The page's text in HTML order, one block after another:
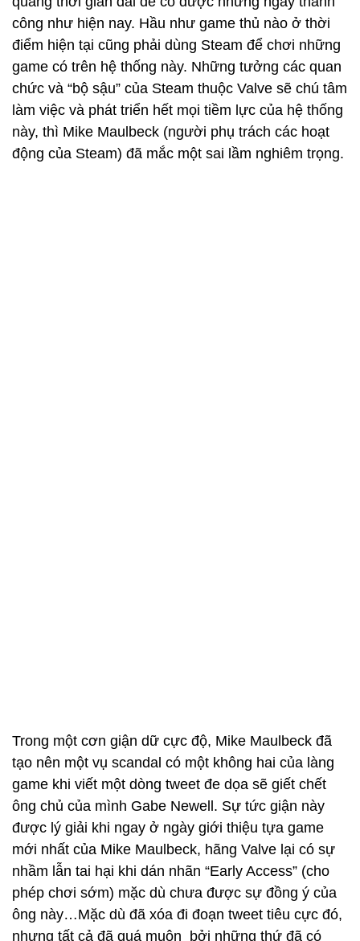
công như hiện nay. Hầu như game thủ nào ở thời
điểm hiện tại cũng phải dùng Steam để chơi những
game có trên hệ thống này. Những tưởng các quan
chức và “bộ sậu” của Steam thuộc Valve sẽ chú tâm
làm việc và phát triển hết mọi tiềm lực của hệ thống
này, thì Mike Maulbeck (người phụ trách các hoạt
động của Steam) đã mắc một sai lầm nghiêm trọng.
Trong một cơn giận dữ cực độ, Mike Maulbeck đã
tạo nên một vụ scandal có một không hai của làng
game khi viết một dòng tweet đe dọa sẽ giết chết
ông chủ của mình Gabe Newell. Sự tức giận này
được lý giải khi ngay ở ngày giới thiệu tựa game
mới nhất của Mike Maulbeck, hãng Valve lại có sự
nhầm lẫn tai hại khi dán nhãn “Early Access” (cho
phép chơi sớm) mặc dù chưa được sự đồng ý của
ông này…Mặc dù đã xóa đi đoạn tweet tiêu cực đó,
nhưng tất cả đã quá muộn bởi những thứ đã có